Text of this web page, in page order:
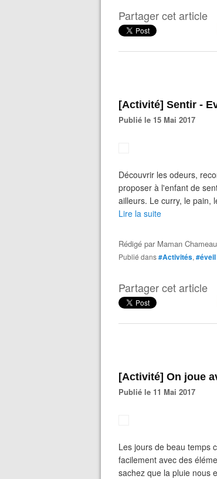
Partager cet article
[Activité] Sentir -
Publié le 15 Mai 2017
Découvrir les odeurs,
proposer à l'enfant de
ailleurs. Le curry, le pain,
Lire la suite
Rédigé par Maman Chameau
Publié dans#Activités,
Partager cet article
[Activité] On joue
Publié le 11 Mai 2017
Les jours de beau temps
facilement avec des
sachez que la pluie nous